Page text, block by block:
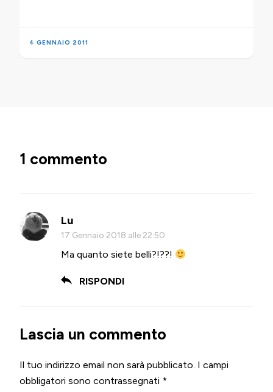
4 GENNAIO 2011
1 commento
Lu
17 Gennaio 2018 alle 22:50
Ma quanto siete belli?!??!
RISPONDI
Lascia un commento
Il tuo indirizzo email non sarà pubblicato. I campi
obbligatori sono contrassegnati *